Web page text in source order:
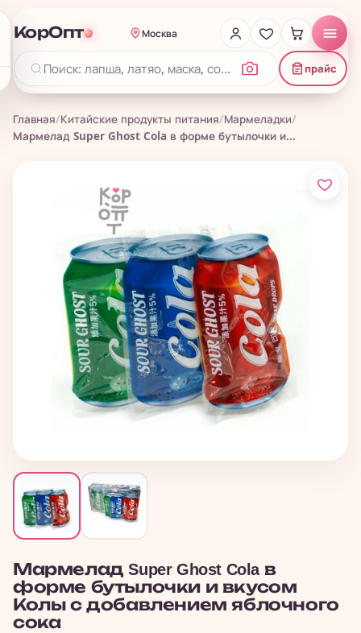
КорОпт Москва
прайс
Главная/Китайские продукты питания/Мармеладки/
Мармелад Super Ghost Cola в форме бутылочки и...
Мармелад Super Ghost Cola в
форме бутылочки и вкусом
Колы с добавлением яблочного
сока